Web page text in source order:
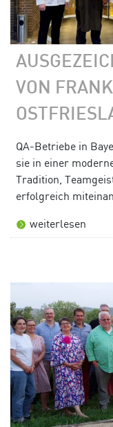
VON
QA-Betriebe in
sie in einer
Tradition,
erfolgreich
weiterlesen